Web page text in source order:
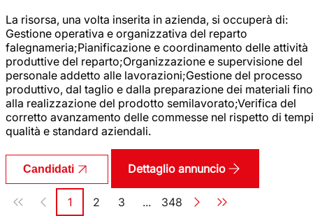
La risorsa, una volta inserita in azienda, si occuperà di:
Gestione operativa e organizzativa del reparto
falegnameria;Pianificazione e coordinamento delle attività
produttive del reparto;Organizzazione e supervisione del
personale addetto alle lavorazioni;Gestione del processo
produttivo, dal taglio e dalla preparazione dei materiali fino
alla realizzazione del prodotto semilavorato;Verifica del
corretto avanzamento delle commesse nel rispetto di
qualità e standard aziendali.
Candidati Dettaglio annuncio
Paginazione
Pagina
1 Pagina
2 Pagina
3 ... Pagina
348